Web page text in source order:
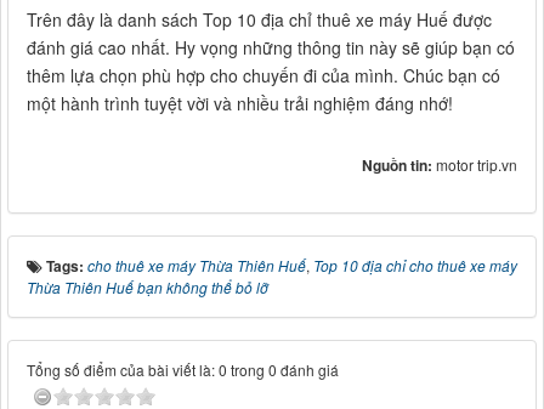
Trên đây là danh sách Top 10 địa chỉ thuê xe máy Huế được
đánh giá cao nhất. Hy vọng những thông tin này sẽ giúp bạn có
thêm lựa chọn phù hợp cho chuyến đi của mình. Chúc bạn có
một hành trình tuyệt vời và nhiều trải nghiệm đáng nhớ!
Nguồn tin: motor trip.vn
Tags: cho thuê xe máy Thừa Thiên Huế, Top 10 địa chỉ cho thuê xe máy
Thừa Thiên Huế bạn không thể bỏ lỡ
Tổng số điểm của bài viết là: 0 trong 0 đánh giá